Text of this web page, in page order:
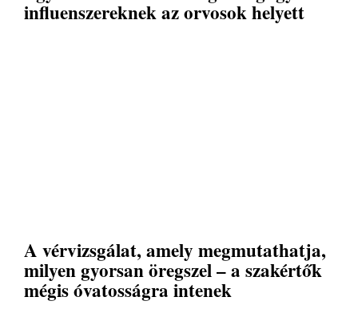
influenszereknek az orvosok helyett
A vérvizsgálat, amely megmutathatja,
milyen gyorsan öregszel – a szakértők
mégis óvatosságra intenek